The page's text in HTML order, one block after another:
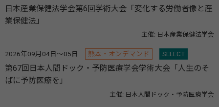
日本産業保健法学会第6回学術大会「変化する労働者像と産
業保健法」
主催: 日本産業保健法学会
2026年09月04日～05日 熊本・オンデマンド SELECT
第67回日本人間ドック・予防医療学会学術大会「人生のそ
ばに予防医療を」
主催: 日本人間ドック・予防医療学会